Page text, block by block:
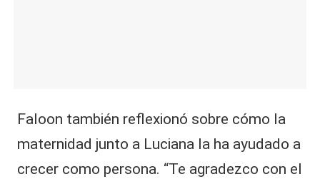
Faloon también reflexionó sobre cómo la
maternidad junto a Luciana la ha ayudado a
crecer como persona. “Te agradezco con el